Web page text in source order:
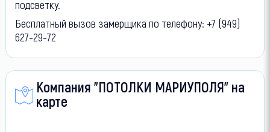
подсветку.
Бесплатный вызов замерщика по телефону: +7 (949)
627-29-72
Компания "ПОТОЛКИ МАРИУПОЛЯ" на
карте